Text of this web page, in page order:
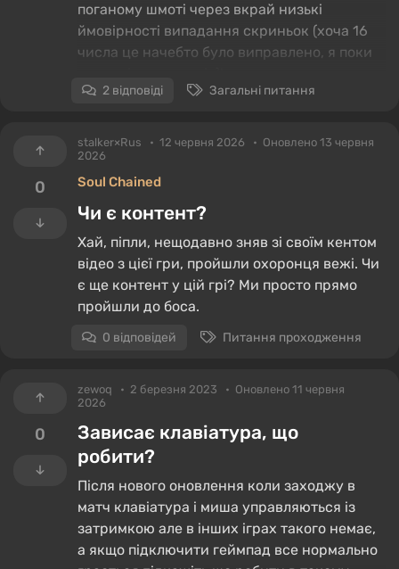
поганому шмоті через вкрай низькі
ймовірності випадання скриньок (хоча 16
числа це начебто було виправлено, я поки
2 відповіді Загальні питання
0
stalker×Rus 12 червня 2026
Оновлено 13 червня
2026
Soul Chained
Чи є контент?
Хай, піпли, нещодавно зняв зі своїм кентом
відео з цієї гри, пройшли охоронця вежі. Чи
є ще контент у цій грі? Ми просто прямо
пройшли до боса.
0 відповідей Питання проходження
0
zewoq 2 березня 2023
Оновлено 11 червня
2026
Зависає клавіатура, що
робити?
Після нового оновлення коли заходжу в
матч клавіатура і миша управляються із
затримкою але в інших іграх такого немає,
а якщо підключити геймпад все нормально